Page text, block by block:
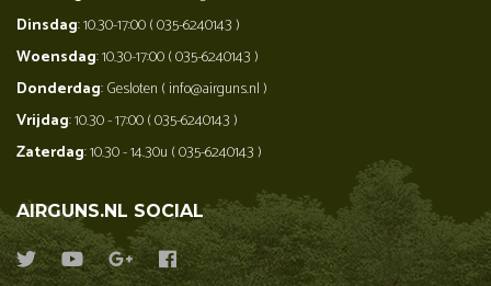
Dinsdag: 10.30-17:00 ( 035-6240143 )
Woensdag: 10.30-17:00 ( 035-6240143 )
Donderdag: Gesloten ( info@airguns.nl )
Vrijdag: 10.30 - 17:00 ( 035-6240143 )
Zaterdag: 10.30 - 14.30u ( 035-6240143 )
AIRGUNS.NL SOCIAL